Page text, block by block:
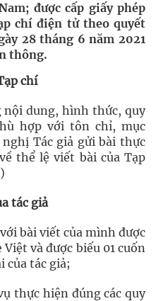
được cấp giấy phép
chí điện tử theo quyết
28 tháng 6 năm 2021
thông.
chí
nội dung, hình thức, quy
hợp với tôn chỉ, mục
Tác giả gửi bài thực
thể lệ viết bài của Tạp
tác giả
bài viết của mình được
và được biếu 01 cuốn
của tác giả;
thực hiện đúng các quy